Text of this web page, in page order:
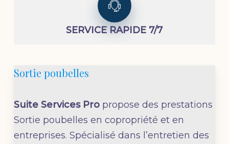
SERVICE RAPIDE 7/7
Sortie poubelles
Suite Services Propropose des prestations
Sortie poubelles en copropriété et en
entreprises. Spécialisé dans l’entretien des